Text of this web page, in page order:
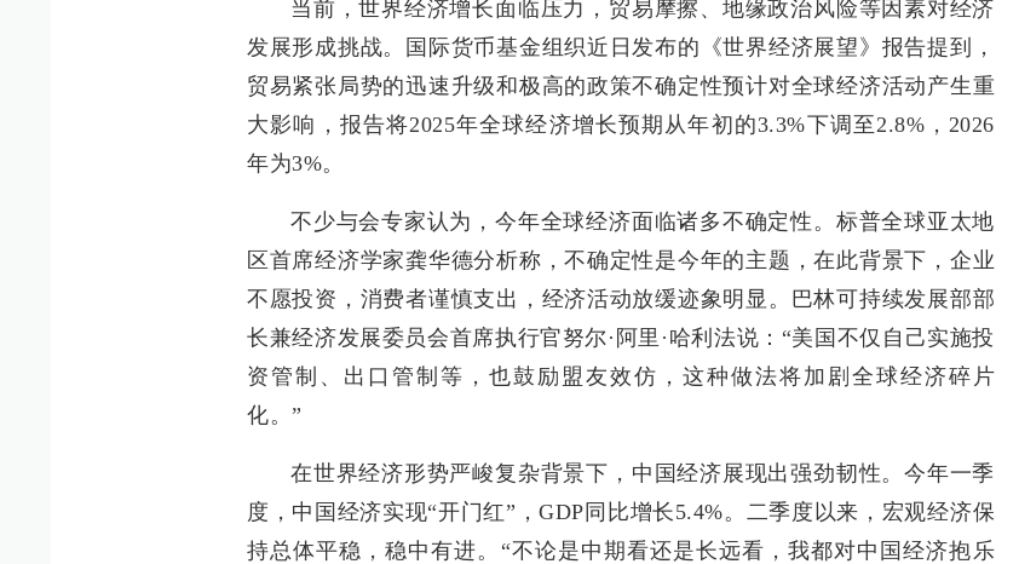
当前，世界经济增长面临压力，贸易摩擦、地缘政治风险等因素对经济
发展形成挑战。国际货币基金组织近日发布的《世界经济展望》报告提到，
贸易紧张局势的迅速升级和极高的政策不确定性预计对全球经济活动产生重
大影响，报告将2025年全球经济增长预期从年初的3.3%下调至2.8%，2026
年为3%。
不少与会专家认为，今年全球经济面临诸多不确定性。标普全球亚太地
区首席经济学家龚华德分析称，不确定性是今年的主题，在此背景下，企业
不愿投资，消费者谨慎支出，经济活动放缓迹象明显。巴林可持续发展部部
长兼经济发展委员会首席执行官努尔·阿里·哈利法说：“美国不仅自己实施投
资管制、出口管制等，也鼓励盟友效仿，这种做法将加剧全球经济碎片
化。”
在世界经济形势严峻复杂背景下，中国经济展现出强劲韧性。今年一季
度，中国经济实现“开门红”，GDP同比增长5.4%。二季度以来，宏观经济保
持总体平稳，稳中有进。“不论是中期看还是长远看，我都对中国经济抱乐